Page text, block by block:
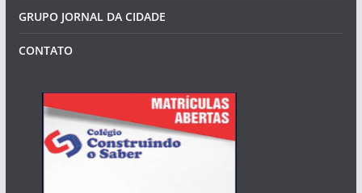
GRUPO JORNAL DA CIDADE
CONTATO